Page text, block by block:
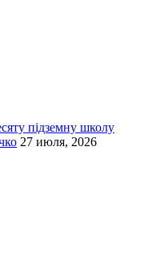
підземну школу
27 июля, 2026